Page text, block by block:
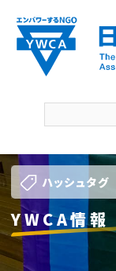
content
ハッシュタグ
YWCA情報